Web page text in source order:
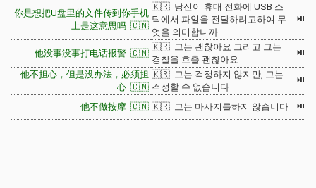
你是想把U盘里的文件传到你手机
上是这意思吗 🇨🇳
🇰🇷 당신이 휴대 전화에 USB 스
틱에서 파일을 전달하려고하여 무
엇을 의미합니까
⏯
他没事没事打电话报警 🇨🇳
🇰🇷 그는 괜찮아요 그리고 그는
경찰을 호출 괜찮아요
⏯
他不担心，但是没办法，必须担
心 🇨🇳
🇰🇷 그는 걱정하지 않지만, 그는
걱정할 수 없습니다
⏯
他不做按摩 🇨🇳 🇰🇷 그는 마사지를하지 않습니다 ⏯